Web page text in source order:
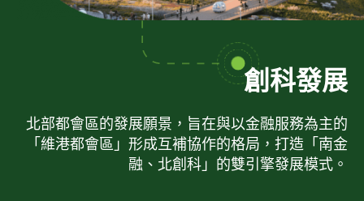
創科發展
北部都會區的發展願景，旨在與以金融服務為主的
「維港都會區」形成互補協作的格局，打造「南金
融、北創科」的雙引擎發展模式。